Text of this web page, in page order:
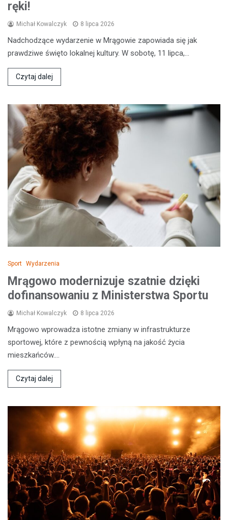
ręki!
Michał Kowalczyk 8 lipca 2026
Nadchodzące wydarzenie w Mrągowie zapowiada się jak
prawdziwe święto lokalnej kultury. W sobotę, 11 lipca,…
Czytaj dalej
Sport Wydarzenia
Mrągowo modernizuje szatnie dzięki
dofinansowaniu z Ministerstwa Sportu
Michał Kowalczyk 8 lipca 2026
Mrągowo wprowadza istotne zmiany w infrastrukturze
sportowej, które z pewnością wpłyną na jakość życia
mieszkańców.…
Czytaj dalej